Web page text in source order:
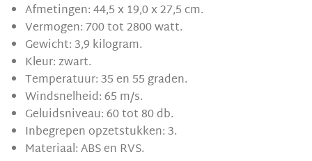
Afmetingen: 44,5 x 19,0 x 27,5 cm.
Vermogen: 700 tot 2800 watt.
Gewicht: 3,9 kilogram.
Kleur: zwart.
Temperatuur: 35 en 55 graden.
Windsnelheid: 65 m/s.
Geluidsniveau: 60 tot 80 db.
Inbegrepen opzetstukken: 3.
Materiaal: ABS en RVS.